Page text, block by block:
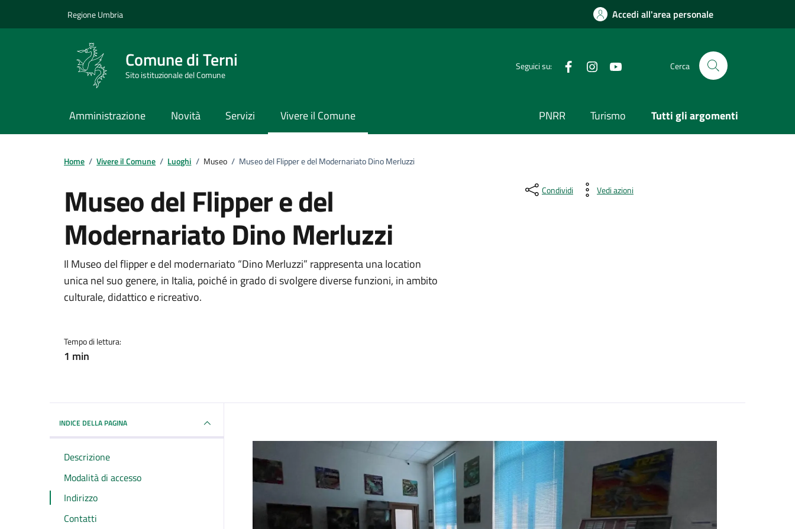
Regione Umbria Accedi all'area personale
Comune di Terni
Sito istituzionale del Comune
Seguici su: Visita la nostra pagina Facebook
Segui il nostro profilo su Instagram
Visita il nostro canale YouTube
Cerca
Amministrazione Novità Servizi Vivere il Comune PNRR Turismo Tutti gli argomenti
Home / Vivere il Comune / Luoghi / Museo / Museo del Flipper e del Modernariato Dino Merluzzi
Museo del Flipper e del
Modernariato Dino Merluzzi
Dettagli del Luogo
Il Museo del flipper e del modernariato “Dino Merluzzi” rappresenta una location
unica nel suo genere, in Italia, poiché in grado di svolgere diverse funzioni, in ambito
culturale, didattico e ricreativo.
Tempo di lettura:
1 min
Condividi Vedi azioni
INDICE DELLA PAGINA
Descrizione
Modalità di accesso
Indirizzo
Contatti